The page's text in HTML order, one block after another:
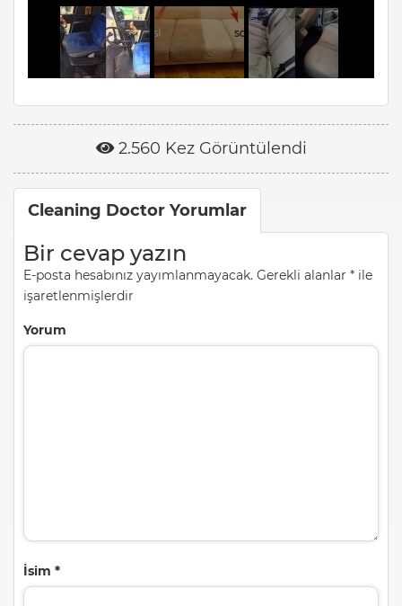
2.560 Kez Görüntülendi
Cleaning Doctor Yorumlar
Bir cevap yazın
E-posta hesabınız yayımlanmayacak. Gerekli alanlar * ile
işaretlenmişlerdir
Yorum
İsim *